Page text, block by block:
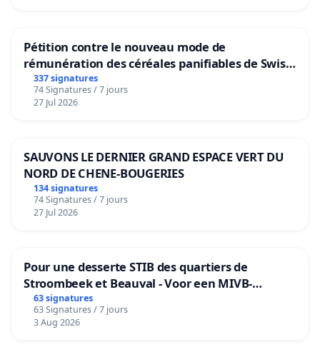
Pétition contre le nouveau mode de
rémunération des céréales panifiables de Swiss
granum basé sur la teneur en protéines
337 signatures
74 Signatures / 7 jours
27 Jul 2026
SAUVONS LE DERNIER GRAND ESPACE VERT DU
NORD DE CHENE-BOUGERIES
134 signatures
74 Signatures / 7 jours
27 Jul 2026
Pour une desserte STIB des quartiers de
Stroombeek et Beauval - Voor een MIVB-
bediening van de wijken Strombeek en Het
Voor
63 signatures
63 Signatures / 7 jours
3 Aug 2026